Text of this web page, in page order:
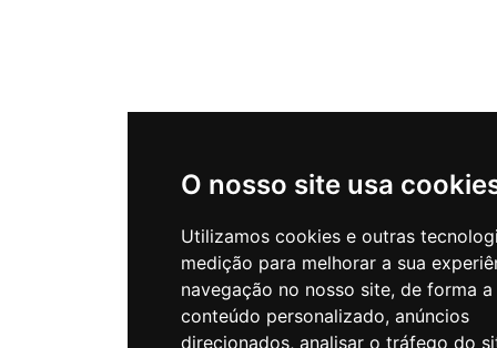
O nosso site usa
Utilizamos cookies e outras
medição para melhorar a sua
navegação no nosso site, de forma
conteúdo personalizado, anúncios
direcionados, analisar o tráfego do